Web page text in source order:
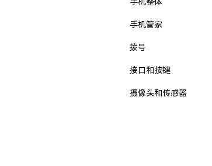
手机管家
拨号
接口和按键
摄像头和传感器